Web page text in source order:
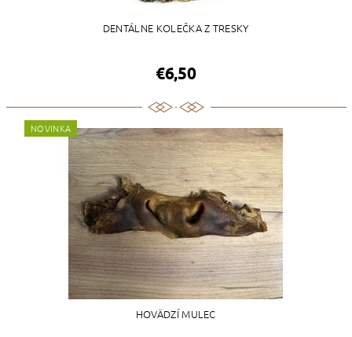
DENTÁLNE KOLEČKA Z TRESKY
€6,50
NOVINKA
HOVÄDZÍ MULEC